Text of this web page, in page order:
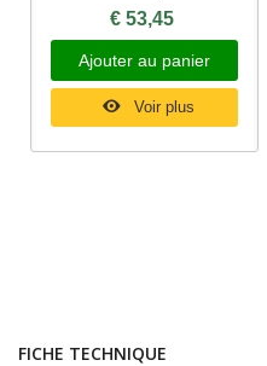
€ 53,45
Ajouter au panier
Voir plus
FICHE TECHNIQUE